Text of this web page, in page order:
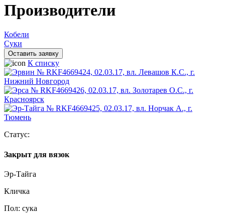
Производители
Кобели
Суки
Оставить заявку
К списку
Статус:
Закрыт для вязок
Эр-Тайга
Кличка
Пол: сука